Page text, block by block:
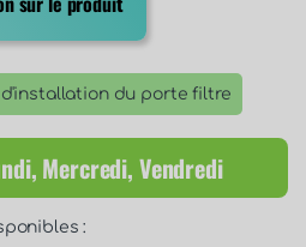
du porte filtre
Mercredi, Vendredi
: